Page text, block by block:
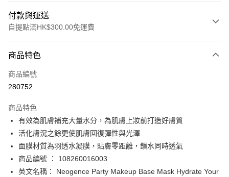
付款與運送
自提點滿HK$300.00免運費
信用卡
Apple Pay
PayMe
WeChat Pay
BoC Pay
商品特色
商品編號
280752
商品特色
有效為肌膚補充大量水分，為肌膚上妝前打造好膚質
活化膚況之餘更使肌膚回復彈性與光澤
面膜材質為羽透水凝膜，貼膚零距離，鎖水同時透氣
商品編號 ： 108260016003
英文名稱： Neogence Party Makeup Base Mask Hydrate Your